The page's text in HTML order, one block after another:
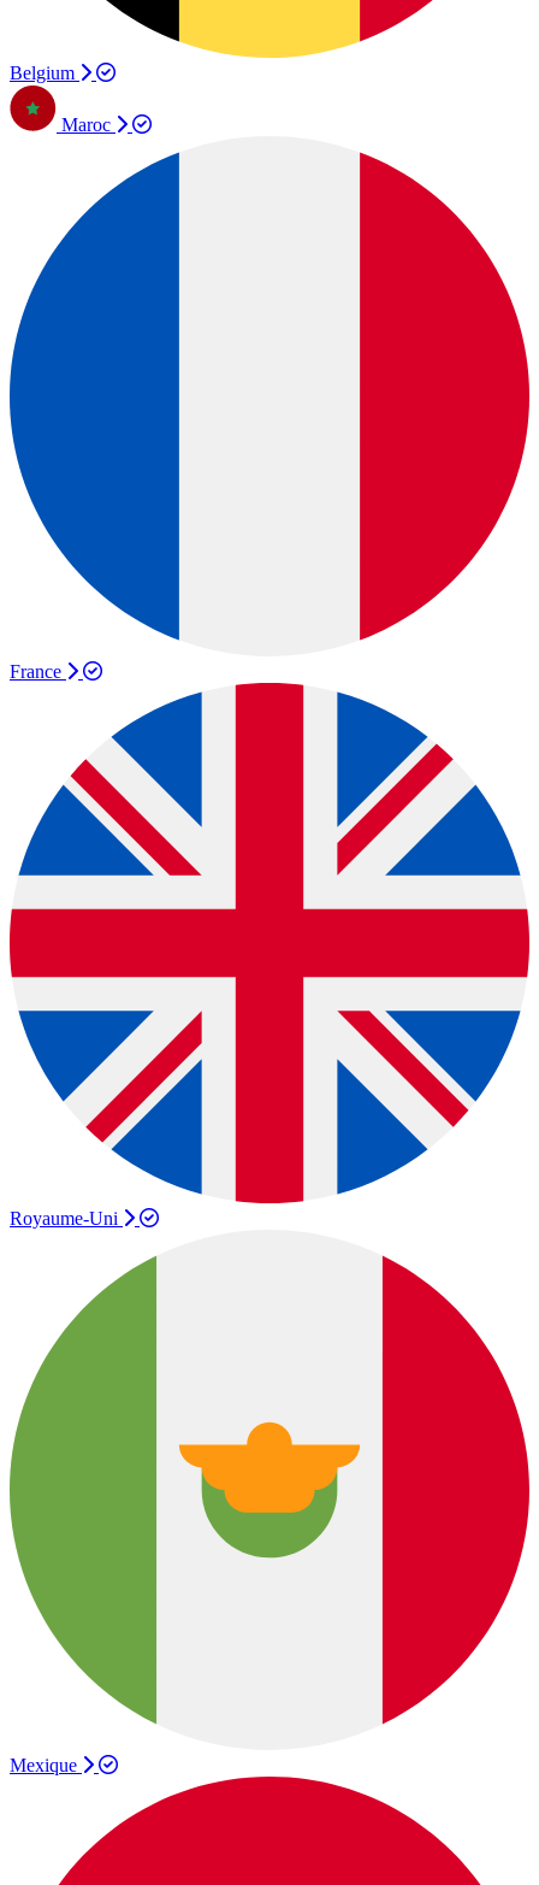
Belgium
Maroc
France
Royaume-Uni
Mexique